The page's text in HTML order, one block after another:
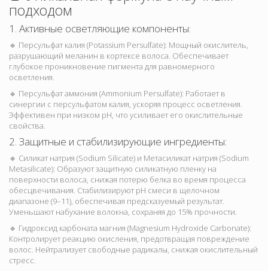
подходом
1. Активные осветляющие компоненты:
🔹 Персульфат калия (Potassium Persulfate): Мощный окислитель,
разрушающий меланин в кортексе волоса. Обеспечивает
глубокое проникновение пигмента для равномерного
осветления.
🔹 Персульфат аммония (Ammonium Persulfate): Работает в
синергии с персульфатом калия, ускоряя процесс осветления.
Эффективен при низком pH, что усиливает его окислительные
свойства.
2. Защитные и стабилизирующие ингредиенты:
🔹 Силикат натрия (Sodium Silicate) и Метасиликат натрия (Sodium
Metasilicate): Образуют защитную силикатную пленку на
поверхности волоса, снижая потерю белка во время процесса
обесцвечивания. Стабилизируют pH смеси в щелочном
диапазоне (9–11), обеспечивая предсказуемый результат.
Уменьшают набухание волокна, сохраняя до 15% прочности.
🔹 Гидроксид карбоната магния (Magnesium Hydroxide Carbonate):
Контролирует реакцию окисления, предотвращая повреждение
волос. Нейтрализует свободные радикалы, снижая окислительный
стресс.